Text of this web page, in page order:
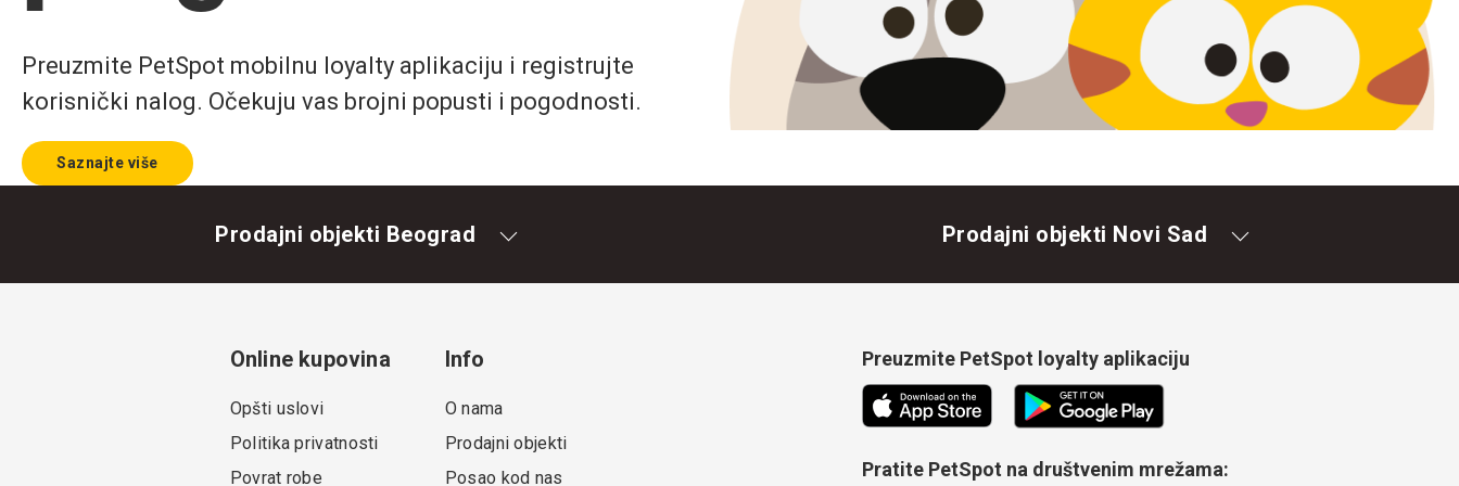
Preuzmite PetSpot mobilnu loyalty aplikaciju i registrujte
korisnički nalog. Očekuju vas brojni popusti i pogodnosti.
Saznajte više
Prodajni objekti Beograd Prodajni objekti Novi Sad
Online kupovina
Opšti uslovi
Politika privatnosti
Povrat robe
Info
O nama
Prodajni objekti
Posao kod nas
Preuzmite PetSpot loyalty aplikaciju
Pratite PetSpot na društvenim mrežama: